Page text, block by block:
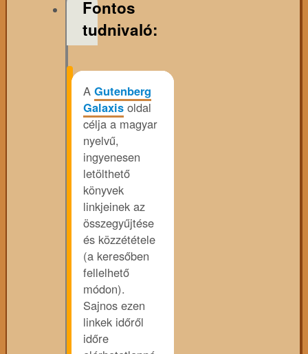
Fontos
tudnivaló:
A Gutenberg
Galaxis oldal
célja a magyar
nyelvű,
ingyenesen
letölthető
könyvek
linkjeinek az
összegyűjtése
és közzététele
(a keresőben
fellelhető
módon).
Sajnos ezen
linkek időről
időre